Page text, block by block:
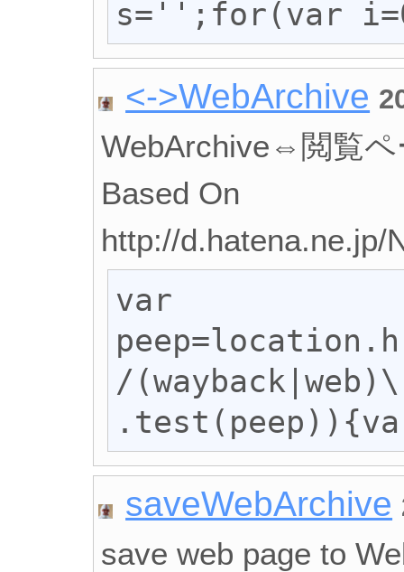
s='';for(var
<->WebArchive
WebArchive⇔閲覧
Based On
http://d.hatena.ne.jp/
var
/
saveWebArchive
save web page to